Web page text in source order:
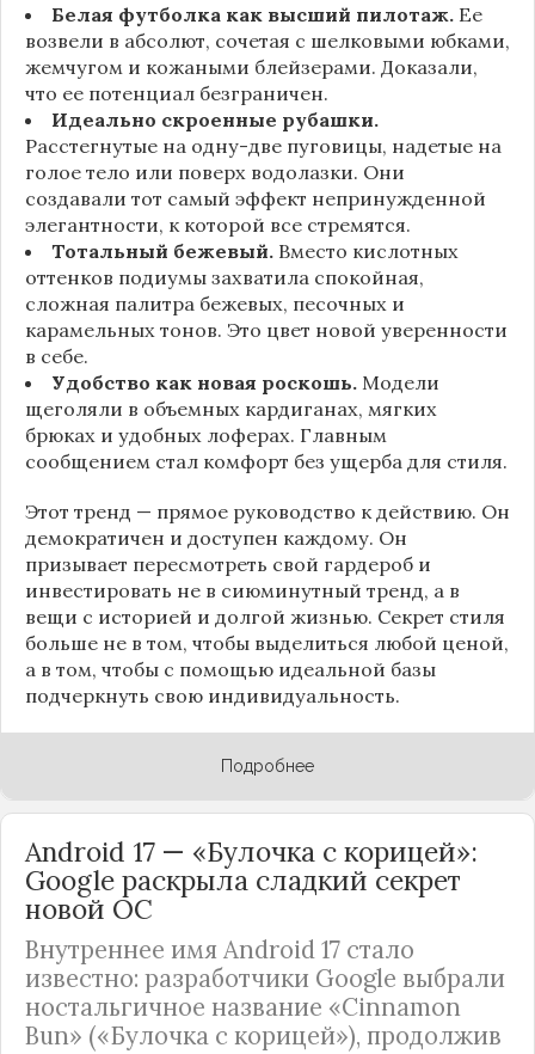
Белая футболка как высший пилотаж. Ее
возвели в абсолют, сочетая с шелковыми юбками,
жемчугом и кожаными блейзерами. Доказали,
что ее потенциал безграничен.
Идеально скроенные рубашки.
Расстегнутые на одну-две пуговицы, надетые на
голое тело или поверх водолазки. Они
создавали тот самый эффект непринужденной
элегантности, к которой все стремятся.
Тотальный бежевый. Вместо кислотных
оттенков подиумы захватила спокойная,
сложная палитра бежевых, песочных и
карамельных тонов. Это цвет новой уверенности
в себе.
Удобство как новая роскошь. Модели
щеголяли в объемных кардиганах, мягких
брюках и удобных лоферах. Главным
сообщением стал комфорт без ущерба для стиля.
Этот тренд — прямое руководство к действию. Он
демократичен и доступен каждому. Он
призывает пересмотреть свой гардероб и
инвестировать не в сиюминутный тренд, а в
вещи с историей и долгой жизнью. Секрет стиля
больше не в том, чтобы выделиться любой ценой,
а в том, чтобы с помощью идеальной базы
подчеркнуть свою индивидуальность.
Подробнее
Android 17 — «Булочка с корицей»:
Google раскрыла сладкий секрет
новой ОС
Внутреннее имя Android 17 стало
известно: разработчики Google выбрали
ностальгичное название «Cinnamon
Bun» («Булочка с корицей»), продолжив